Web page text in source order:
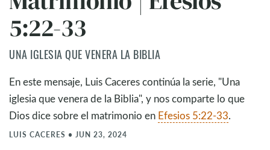
5:22-33
UNA IGLESIA QUE VENERA LA BIBLIA
En este mensaje, Luis Caceres continúa la serie, "Una
iglesia que venera de la Biblia", y nos comparte lo que
Dios dice sobre el matrimonio en Efesios 5:22-33.
LUIS CACERES • JUN 23, 2024